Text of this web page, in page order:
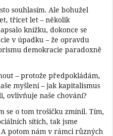
souhlasím. Ale bohužel
třicet let – několik
knížku, dokonce se
v úpadku – že opravdu
demokracie paradoxně
– protože předpokládám,
myšlení – jak kapitalismus
ovlivňuje naše chování?
se o tom trošičku zmínil. Tím,
sítích, tak jsme
potom nám v rámci různých